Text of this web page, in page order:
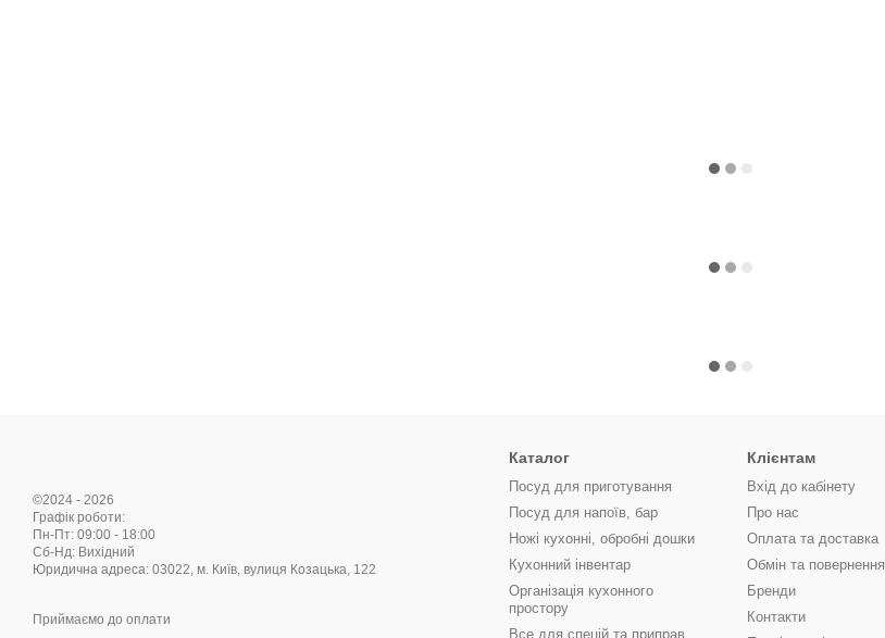
©2024 - 2026
Графік роботи:
Пн-Пт: 09:00 - 18:00
Cб-Нд: Вихідний
Юридична адреса: 03022, м. Київ, вулиця Козацька, 122
Приймаємо до оплати
Каталог
Посуд для приготування
Посуд для напоїв, бар
Ножі кухонні, обробні дошки
Кухонний інвентар
Організація кухонного
простору
Все для спецій та приправ
Клієнтам
Вхід до кабінету
Про нас
Оплата та доставка
Обмін та повернення
Бренди
Контакти